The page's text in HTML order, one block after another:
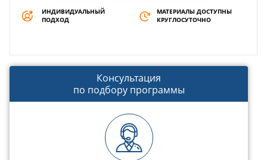
ИНДИВИДУАЛЬНЫЙ
ПОДХОД
МАТЕРИАЛЫ ДОСТУПНЫ
КРУГЛОСУТОЧНО
Консультация
по подбору программы